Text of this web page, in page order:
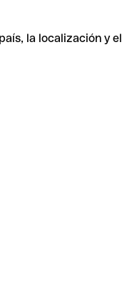
la localización y